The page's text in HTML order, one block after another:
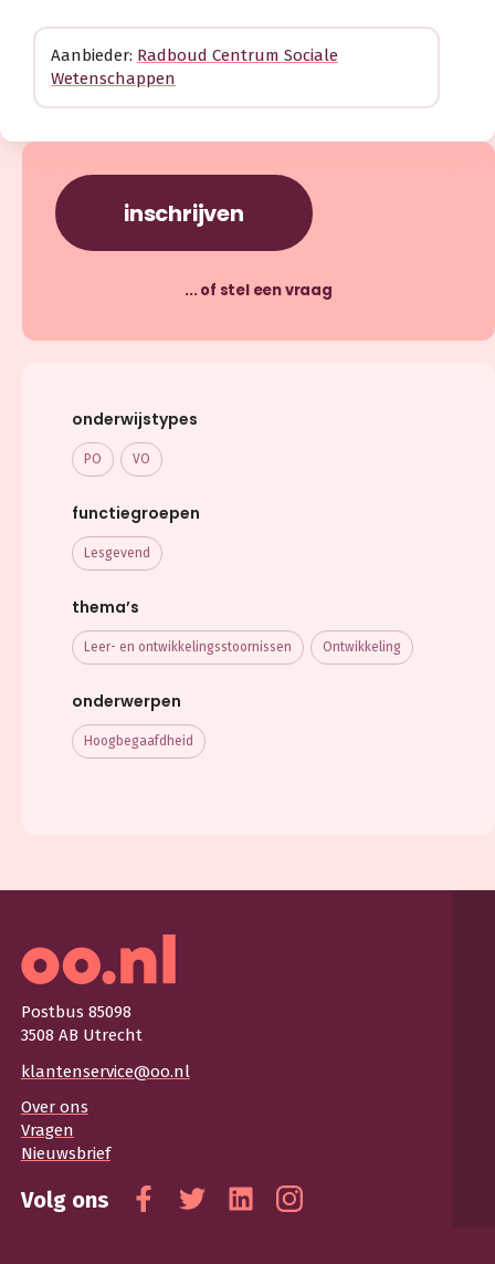
Aanbieder: Radboud Centrum Sociale
Wetenschappen
inschrijven
... of stel een vraag
onderwijstypes
PO VO
functiegroepen
Lesgevend
thema’s
Leer- en ontwikkelings­stoornissen Ontwikkeling
onderwerpen
Hoogbegaafdheid
Postbus 85098
3508 AB Utrecht
klantenservice@oo.nl
Over ons
Vragen
Nieuwsbrief
Volg ons
Facebook
TwitterLinkedinInstagram